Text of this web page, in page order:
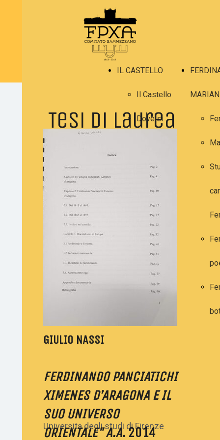
IL CASTELLO
Il Castello
Dove si
La storia
Gli interni
Gli esterni
Il parco
Sepolcreto
Tesi di laurea
GIULIO NASSI
FERDINANDO PANCIATICHI
XIMENES D’ARAGONA E IL
SUO UNIVERSO
ORIENTALE" A.A.2014
Universita degli studi di Firenze